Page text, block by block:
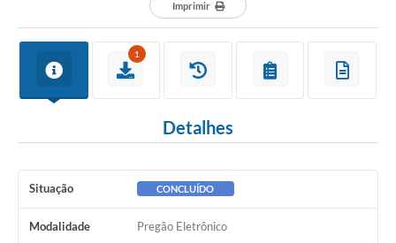
Compra Direta
Empreendedor
Incentivos Fiscais
Plano Municipal de Retomada das Aulas Presenciais
Imprimir
1
Detalhes
Situação CONCLUÍDO
Modalidade Pregão Eletrônico